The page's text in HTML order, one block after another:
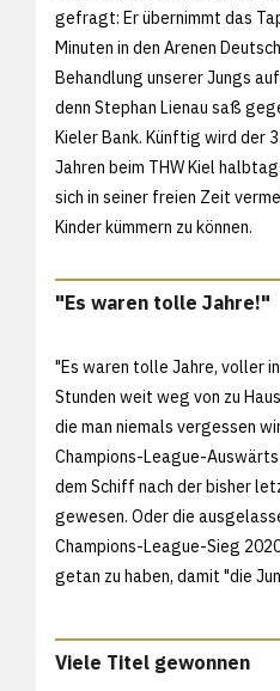
gefragt: Er übernimmt das
Minuten in den Arenen
Behandlung unserer Jungs
denn Stephan Lienau saß
Kieler Bank. Künftig wird der
Jahren beim THW Kiel
sich in seiner freien Zeit
Kinder kümmern zu können.
"Es waren tolle Jahre!"
"Es waren tolle Jahre, voller
Stunden weit weg von zu
die man niemals vergessen
Champions-League-
dem Schiff nach der bisher
gewesen. Oder die
Champions-League-Sieg
getan zu haben, damit "die
Viele Titel gewonnen